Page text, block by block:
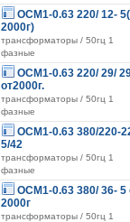
ОСМ1-0.63 220/ 12-
2000г)
трансформаторы / 50гц 1
фазные
ОСМ1-0.63 220/ 29/
от2000г.
трансформаторы / 50гц 1
фазные
ОСМ1-0.63 380/220-
5/42
трансформаторы / 50гц 1
фазные
ОСМ1-0.63 380/ 36- 5
2000г
трансформаторы / 50гц 1